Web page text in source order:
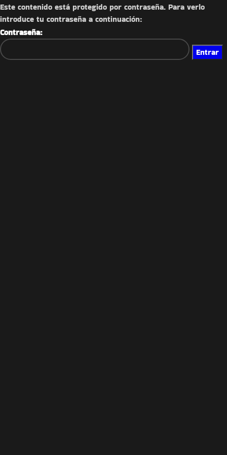
Este contenido está protegido por contraseña. Para verlo
introduce tu contraseña a continuación:
Contraseña: